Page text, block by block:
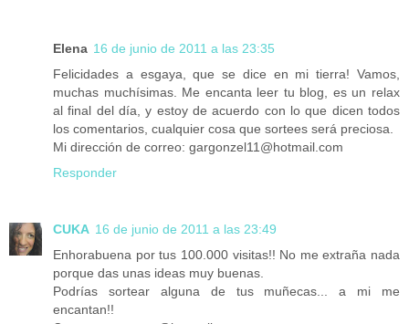
Elena 16 de junio de 2011 a las 23:35
Felicidades a esgaya, que se dice en mi tierra! Vamos,
muchas muchísimas. Me encanta leer tu blog, es un relax
al final del día, y estoy de acuerdo con lo que dicen todos
los comentarios, cualquier cosa que sortees será preciosa.
Mi dirección de correo: gargonzel11@hotmail.com
Responder
CUKA 16 de junio de 2011 a las 23:49
Enhorabuena por tus 100.000 visitas!! No me extraña nada
porque das unas ideas muy buenas.
Podrías sortear alguna de tus muñecas... a mi me
encantan!!